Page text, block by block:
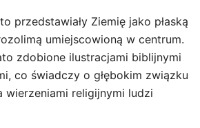
przedstawiały Ziemię jako płaską
umiejscowioną w centrum.
zdobione ilustracjami biblijnymi
co świadczy o głębokim związku
wierzeniami religijnymi ludzi